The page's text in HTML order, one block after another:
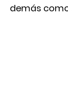
demás